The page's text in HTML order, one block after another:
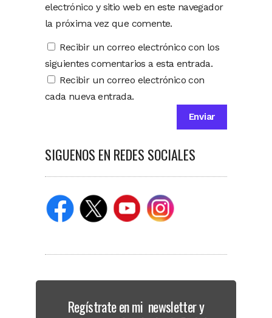
electrónico y sitio web en este navegador
la próxima vez que comente.
Recibir un correo electrónico con los
siguientes comentarios a esta entrada.
Recibir un correo electrónico con
cada nueva entrada.
SIGUENOS EN REDES SOCIALES
Regístrate en mi newsletter y